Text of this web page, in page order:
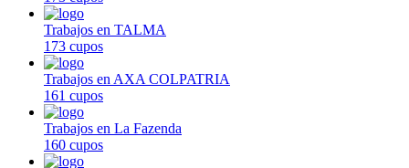
Trabajos en TALMA
173 cupos
Trabajos en AXA COLPATRIA
161 cupos
Trabajos en La Fazenda
160 cupos